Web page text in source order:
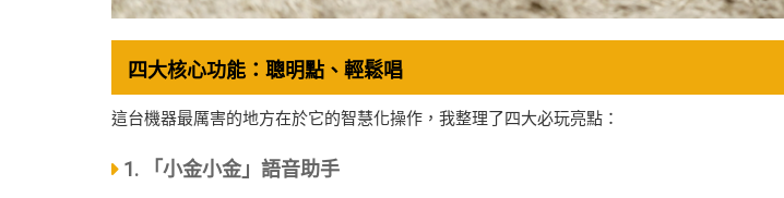
四大核心功能：聰明點、輕鬆唱
這台機器最厲害的地方在於它的智慧化操作，我整理了四大必玩亮點：
1. 「小金小金」語音助手